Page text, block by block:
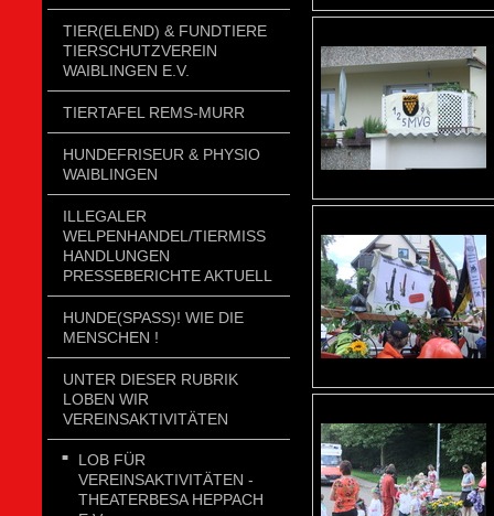
TIER(ELEND) & FUNDTIERE
TIERSCHUTZVEREIN
WAIBLINGEN E.V.
TIERTAFEL REMS-MURR
HUNDEFRISEUR & PHYSIO
WAIBLINGEN
ILLEGALER
WELPENHANDEL/TIERMISSH
ANDLUNGEN P
RESSEBERICHTE AKTUELL
HUNDE(SPASS)! WIE DIE
MENSCHEN !
UNTER DIESER RUBRIK
LOBEN WIR
VEREINSAKTIVITÄTEN
LOB FÜR
VEREINSAKTIVITÄTEN -
THEATERBESA HEPPACH